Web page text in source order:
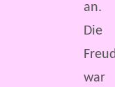
an.
Die
war